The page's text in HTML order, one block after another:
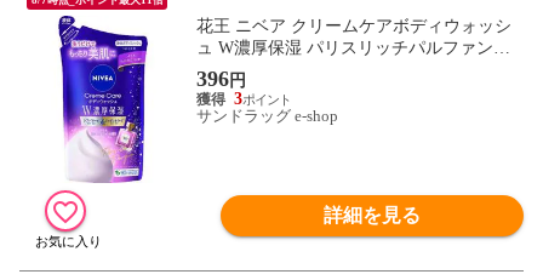
花王 ニベア クリームケアボディウォッシ
ュ W濃厚保湿 パリスリッチパルファンの
香り つめかえ用 340ml
396円
3
サンドラッグ e-shop
詳細を見る